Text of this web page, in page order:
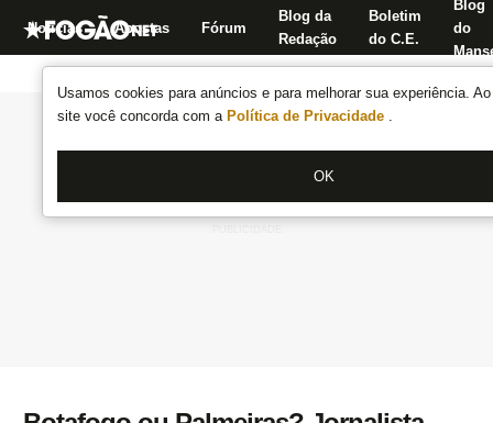
Usamos cookies para anúncios e para melhorar sua experiência.
site você concorda com a Política de Privacidade .
OK
Notícias Apostas Fórum
Blog da
Redação
Boletim
do C.E.
Blog
do